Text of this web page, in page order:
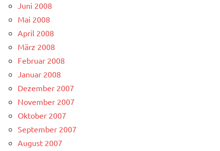
Juni 2008
Mai 2008
April 2008
März 2008
Februar 2008
Januar 2008
Dezember 2007
November 2007
Oktober 2007
September 2007
August 2007